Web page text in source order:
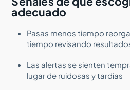
adecuado
Pasas menos tiempo
tiempo revisando
Las alertas se sienten
lugar de ruidosas y tardías